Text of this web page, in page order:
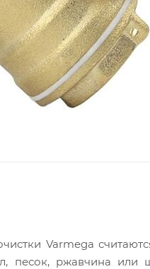
Varmega
песок, ржавчина